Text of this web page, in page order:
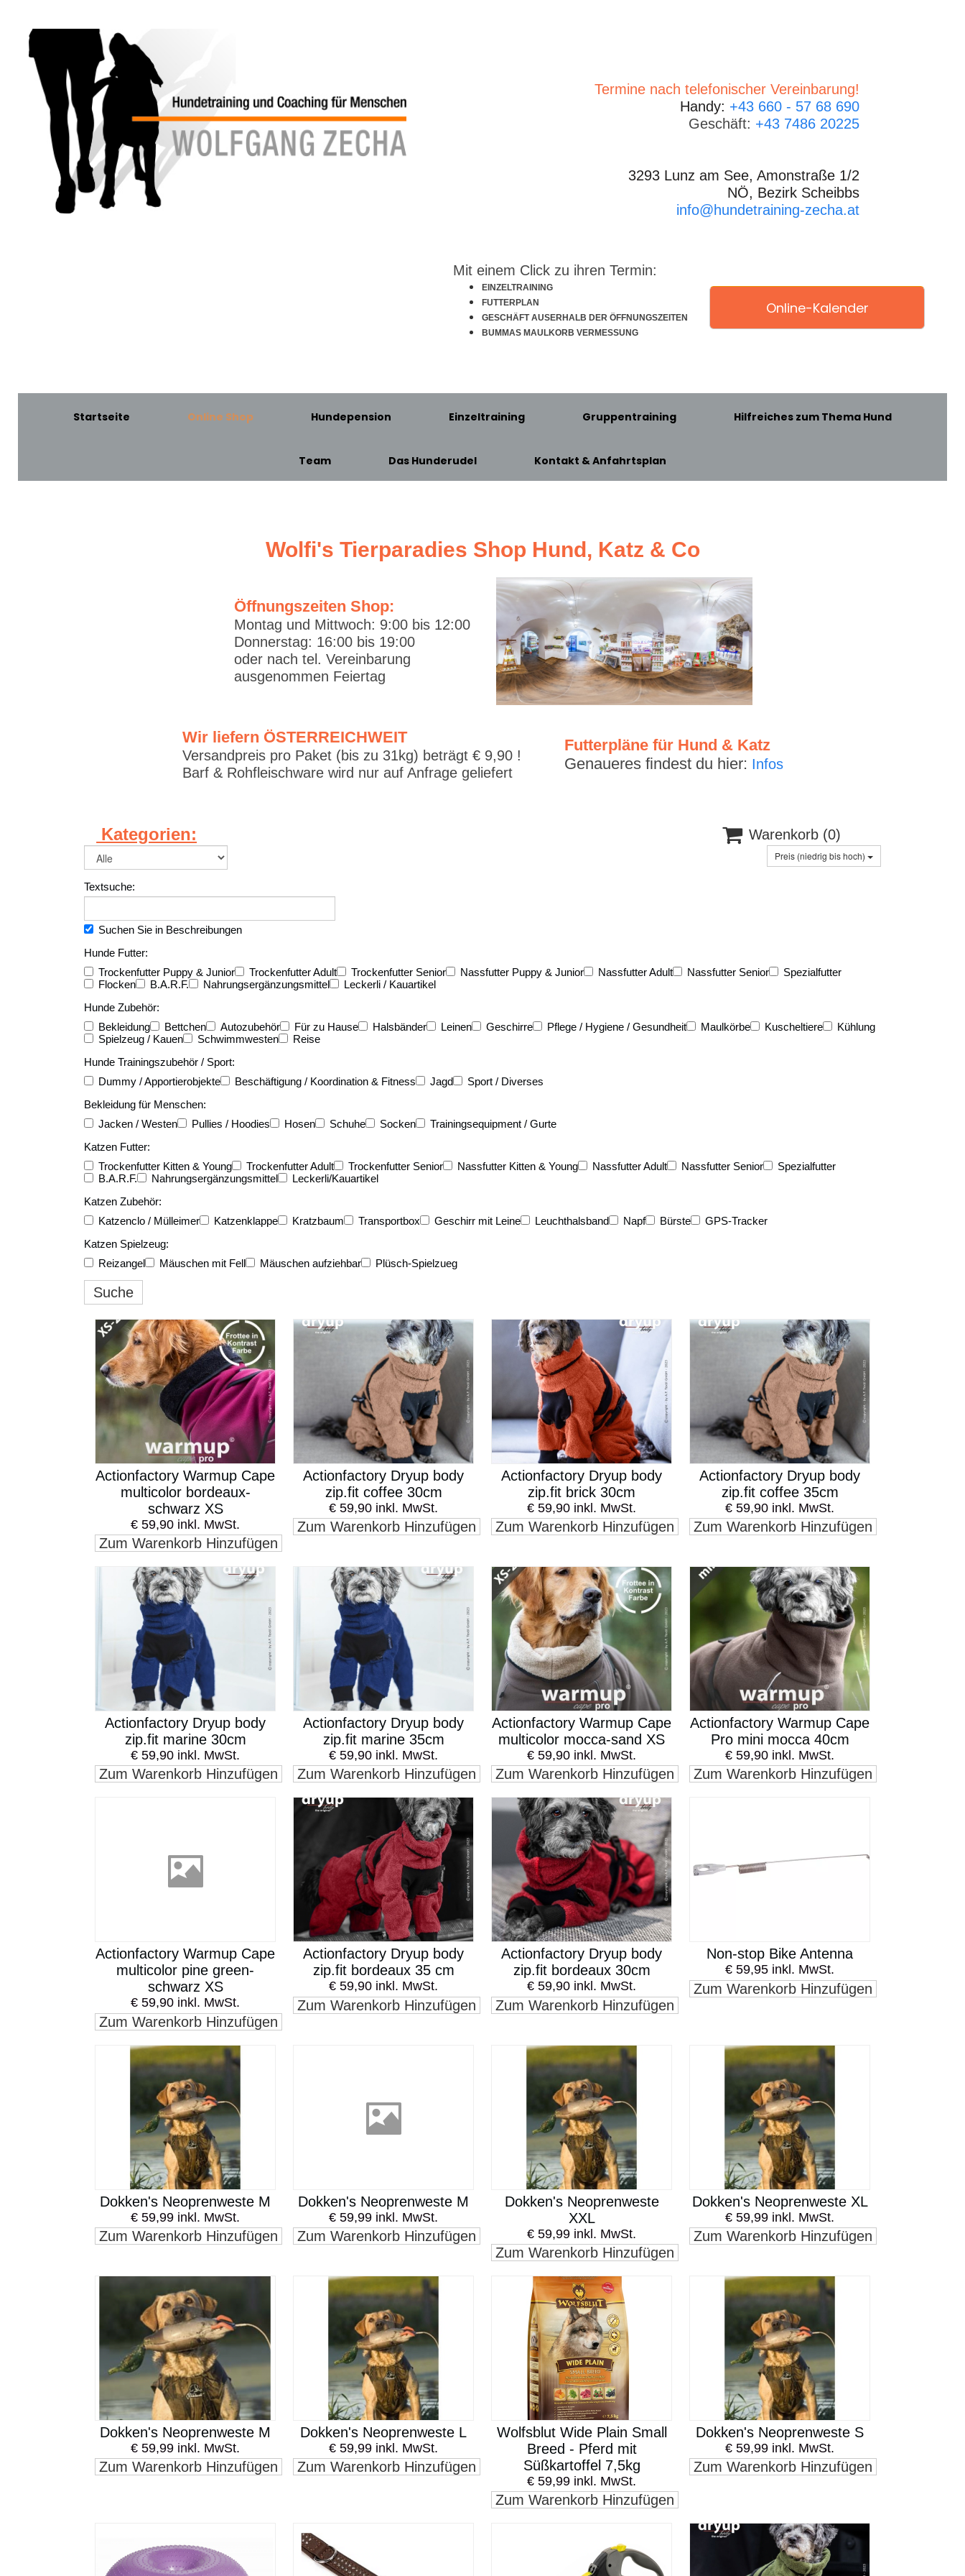
Termine nach telefonischer Vereinbarung!
Handy: +43 660 - 57 68 690
Geschäft: +43 7486 20225
3293 Lunz am See, Amonstraße 1/2
NÖ, Bezirk Scheibbs
info@hundetraining-zecha.at
Mit einem Click zu ihren Termin:
EINZELTRAINING
FUTTERPLAN
GESCHÄFT AUSERHALB DER ÖFFNUNGSZEITEN
BUMMAS MAULKORB VERMESSUNG
Online-Kalender
Startseite Online Shop Hundepension Einzeltraining Gruppentraining Hilfreiches zum Thema Hund
Team Das Hunderudel Kontakt & Anfahrtsplan
Wolfi's Tierparadies Shop Hund, Katz & Co
Öffnungszeiten Shop:
Montag und Mittwoch: 9:00 bis 12:00
Donnerstag: 16:00 bis 19:00
oder nach tel. Vereinbarung
ausgenommen Feiertag
Wir liefern ÖSTERREICHWEIT
Versandpreis pro Paket (bis zu 31kg) beträgt € 9,90 !
Barf & Rohfleischware wird nur auf Anfrage geliefert
Futterpläne für Hund & Katz
Genaueres findest du hier: Infos
Kategorien:  Warenkorb (0)
Preis (niedrig bis hoch)
Textsuche:
Suchen Sie in Beschreibungen
Hunde Futter:
Trockenfutter Puppy & Junior
Trockenfutter Adult Trockenfutter Senior Nassfutter Puppy & Junior Nassfutter Adult Nassfutter Senior
Spezialfutter
Flocken
B.A.R.F. Nahrungsergänzungsmittel
Leckerli / Kauartikel
Hunde Zubehör:
Bekleidung
Bettchen Autozubehör Für zu Hause Halsbänder Leinen Geschirre Pflege / Hygiene / Gesundheit Maulkörbe Kuscheltiere
Kühlung
Spielzeug / Kauen
Schwimmwesten
Reise
Hunde Trainingszubehör / Sport:
Dummy / Apportierobjekte
Beschäftigung / Koordination & Fitness Jagd
Sport / Diverses
Bekleidung für Menschen:
Jacken / Westen
Pullies / Hoodies Hosen Schuhe Socken
Trainingsequipment / Gurte
Katzen Futter:
Trockenfutter Kitten & Young
Trockenfutter Adult Trockenfutter Senior Nassfutter Kitten & Young Nassfutter Adult Nassfutter Senior
Spezialfutter
B.A.R.F.
Nahrungsergänzungsmittel
Leckerli/Kauartikel
Katzen Zubehör:
Katzenclo / Mülleimer
Katzenklappe Kratzbaum Transportbox Geschirr mit Leine Leuchthalsband Napf Bürste
GPS-Tracker
Katzen Spielzeug:
Reizangel
Mäuschen mit Fell Mäuschen aufziehbar Plüsch-Spielzueg
Suche
Actionfactory Warmup Cape
multicolor bordeaux-
schwarz XS
€ 59,90 inkl. MwSt.
Zum Warenkorb Hinzufügen
Actionfactory Dryup body
zip.fit coffee 30cm
€ 59,90 inkl. MwSt.
Zum Warenkorb Hinzufügen
Actionfactory Dryup body
zip.fit brick 30cm
€ 59,90 inkl. MwSt.
Zum Warenkorb Hinzufügen
Actionfactory Dryup body
zip.fit coffee 35cm
€ 59,90 inkl. MwSt.
Zum Warenkorb Hinzufügen
Actionfactory Dryup body
zip.fit marine 30cm
€ 59,90 inkl. MwSt.
Zum Warenkorb Hinzufügen
Actionfactory Dryup body
zip.fit marine 35cm
€ 59,90 inkl. MwSt.
Zum Warenkorb Hinzufügen
Actionfactory Warmup Cape
multicolor mocca-sand XS
€ 59,90 inkl. MwSt.
Zum Warenkorb Hinzufügen
Actionfactory Warmup Cape
Pro mini mocca 40cm
€ 59,90 inkl. MwSt.
Zum Warenkorb Hinzufügen
Actionfactory Warmup Cape
multicolor pine green-
schwarz XS
€ 59,90 inkl. MwSt.
Zum Warenkorb Hinzufügen
Actionfactory Dryup body
zip.fit bordeaux 35 cm
€ 59,90 inkl. MwSt.
Zum Warenkorb Hinzufügen
Actionfactory Dryup body
zip.fit bordeaux 30cm
€ 59,90 inkl. MwSt.
Zum Warenkorb Hinzufügen
Non-stop Bike Antenna
€ 59,95 inkl. MwSt.
Zum Warenkorb Hinzufügen
Dokken's Neoprenweste M
€ 59,99 inkl. MwSt.
Zum Warenkorb Hinzufügen
Dokken's Neoprenweste M
€ 59,99 inkl. MwSt.
Zum Warenkorb Hinzufügen
Dokken's Neoprenweste
XXL
€ 59,99 inkl. MwSt.
Zum Warenkorb Hinzufügen
Dokken's Neoprenweste XL
€ 59,99 inkl. MwSt.
Zum Warenkorb Hinzufügen
Dokken's Neoprenweste M
€ 59,99 inkl. MwSt.
Zum Warenkorb Hinzufügen
Dokken's Neoprenweste L
€ 59,99 inkl. MwSt.
Zum Warenkorb Hinzufügen
Wolfsblut Wide Plain Small
Breed - Pferd mit
Süßkartoffel 7,5kg
€ 59,99 inkl. MwSt.
Zum Warenkorb Hinzufügen
Dokken's Neoprenweste S
€ 59,99 inkl. MwSt.
Zum Warenkorb Hinzufügen